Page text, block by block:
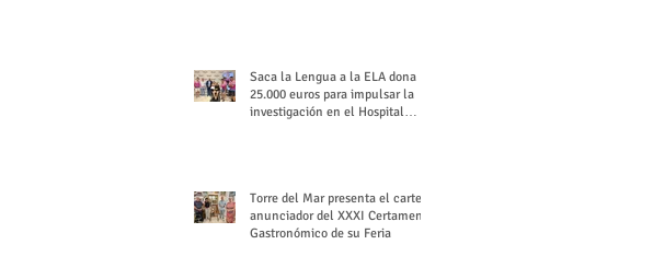
Saca la Lengua a la ELA dona
25.000 euros para impulsar la
investigación en el Hospital
Torre del Mar presenta el cartel
anunciador del XXXI Certamen
Gastronómico de su Feria